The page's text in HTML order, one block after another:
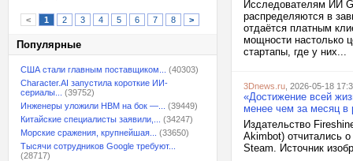
< 1 2 3 4 5 6 7 8 >
Популярные
США стали главным поставщиком...
(40303)
Character.AI запустила короткие ИИ-
сериалы...
(39752)
Инженеры уложили HBM на бок —...
(39449)
Китайские специалисты заявили,...
(34247)
Морские сражения, крупнейшая...
(33650)
Тысячи сотрудников Google требуют...
(28717)
Исследователям ИИ
распределяются в
отдаётся платным
мощности настолько
стартапы, где у них...
3Dnews.ru , 2026-05-18
«Достижение всей
менее чем за месяц в
Издательство
Akimbot) отчитались
Steam. Источник